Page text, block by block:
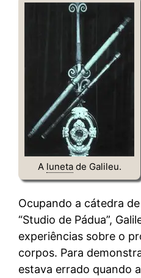
A lunetade Galileu.
Ocupando a cátedra
“Studio de Pádua”,
experiências sobre o
corpos. Para
estava errado quando